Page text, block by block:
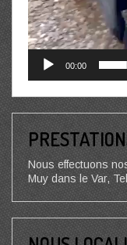
00:00
Nous effectuons
Muy dans le Var,